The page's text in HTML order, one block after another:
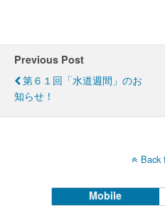
Previous Post
第６１回「水道週間」のお
知らせ！
Back
Mobile